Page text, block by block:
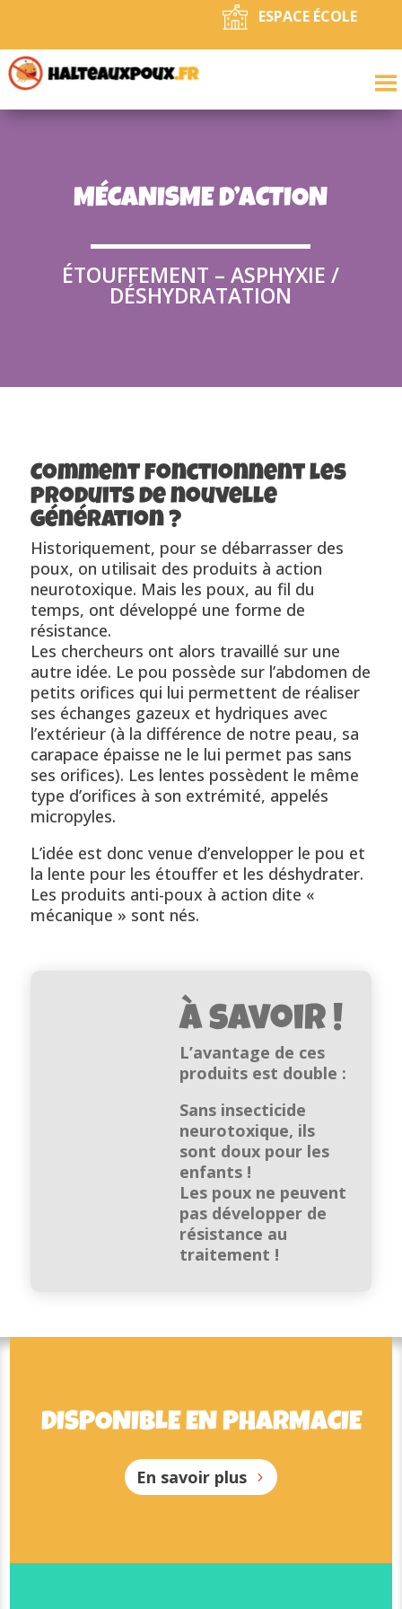
ESPACE ÉCOLE
MÉCANISME D’ACTION
ÉTOUFFEMENT – ASPHYXIE /
DÉSHYDRATATION
Comment fonctionnent les
produits de nouvelle
génération ?
Historiquement, pour se débarrasser des
poux, on utilisait des produits à action
neurotoxique. Mais les poux, au fil du
temps, ont développé une forme de
résistance.
Les chercheurs ont alors travaillé sur une
autre idée. Le pou possède sur l’abdomen de
petits orifices qui lui permettent de réaliser
ses échanges gazeux et hydriques avec
l’extérieur (à la différence de notre peau, sa
carapace épaisse ne le lui permet pas sans
ses orifices). Les lentes possèdent le même
type d’orifices à son extrémité, appelés
micropyles.
L’idée est donc venue d’envelopper le pou et
la lente pour les étouffer et les déshydrater.
Les produits anti-poux à action dite «
mécanique » sont nés.
À savoir !
L’avantage de ces
produits est double :
Sans insecticide
neurotoxique, ils
sont doux pour les
enfants !
Les poux ne peuvent
pas développer de
résistance au
traitement !
DISPONIBLE EN PHARMACIE
En savoir plus
DISPONIBLE EN PHARMACIE
En savoir plus